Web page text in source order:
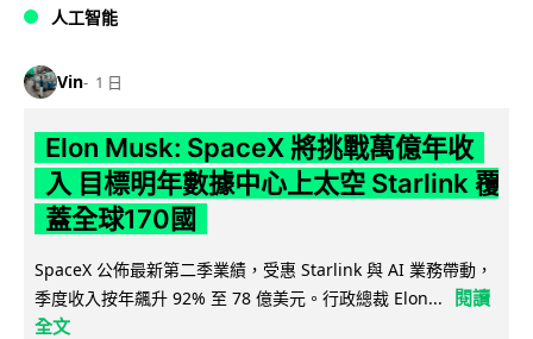
人工智能
Vin 1 日
Elon Musk: SpaceX 將挑戰萬億年收
入 目標明年數據中心上太空 Starlink 覆
蓋全球170國
SpaceX 公佈最新第二季業績，受惠 Starlink 與 AI 業務帶動，
季度收入按年飆升 92% 至 78 億美元。行政總裁 Elon...
閱讀
全文